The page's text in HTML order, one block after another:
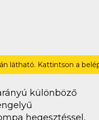
látható. Kattintson a
különböző
hegesztéssel,